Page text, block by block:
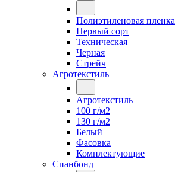
Полиэтиленовая пленка
Первый сорт
Техническая
Черная
Стрейч
Агротекстиль
Агротекстиль
100 г/м2
130 г/м2
Белый
Фасовка
Комплектующие
Спанбонд